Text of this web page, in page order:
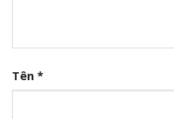
Tên *